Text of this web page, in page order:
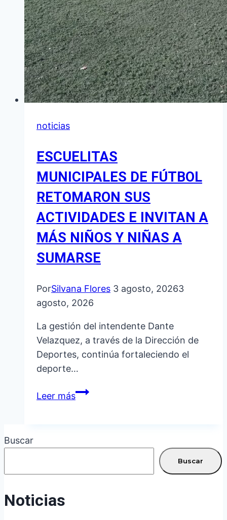
noticias
ESCUELITAS
MUNICIPALES DE FÚTBOL
RETOMARON SUS
ACTIVIDADES E INVITAN A
MÁS NIÑOS Y NIÑAS A
SUMARSE
PorSilvana Flores 3 agosto, 20263
agosto, 2026
La gestión del intendente Dante
Velazquez, a través de la Dirección de
Deportes, continúa fortaleciendo el
deporte…
Leer másESCUELITAS
RETOMARON
ACTIVIDADES
Buscar
Buscar
Noticias